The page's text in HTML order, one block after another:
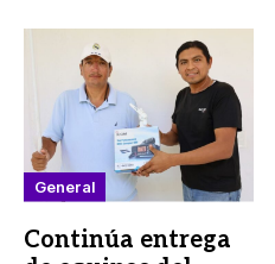
General
Continúa entrega